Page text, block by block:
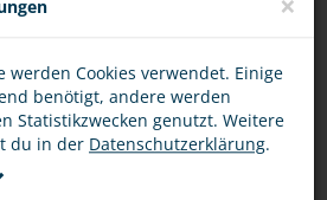
rassistische und…
– NEUES SPIEL ERKLÄRT
werden Cookies verwendet. Einige
benötigt, andere werden
Statistikzwecken genutzt. Weitere
du in der Datenschutzerklärung.